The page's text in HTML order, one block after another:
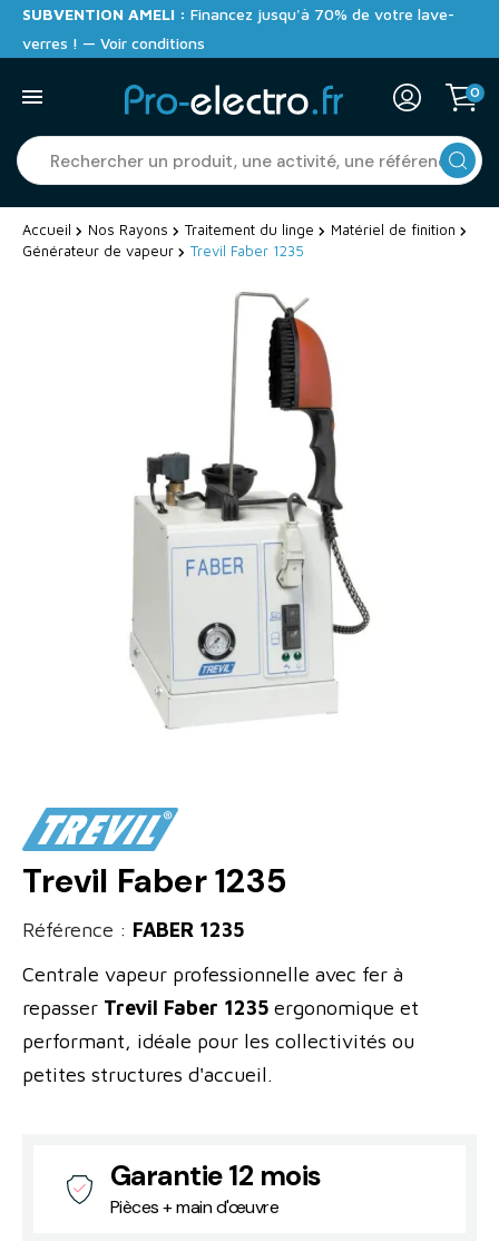
SUBVENTION AMELI : Financez jusqu'à 70% de votre lave-
verres ! — Voir conditions
0
Accueil Nos Rayons Traitement du linge
Matériel de finition
Générateur de vapeur
Trevil Faber 1235
Trevil Faber 1235
Référence : FABER 1235
Centrale vapeur professionnelle avec fer à
repasser Trevil Faber 1235ergonomique et
performant, idéale pour les collectivités ou
petites structures d'accueil.
Garantie 12 mois
Pièces + main d'œuvre